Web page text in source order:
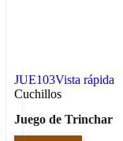
JUE103Vista rápida
Cuchillos
Juego de Trinchar